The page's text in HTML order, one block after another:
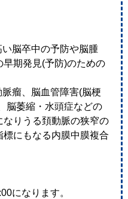
脳卒中の予防や脳腫
期発見(予防)のための
瘤、脳血管障害(脳梗
脳萎縮・水頭症などの
りうる頚動脈の狭窄の
にもなる内膜中膜複合
になります。